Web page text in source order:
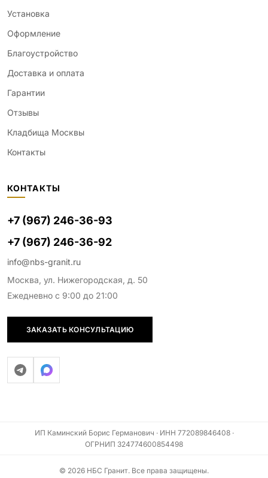
Установка
Оформление
Благоустройство
Доставка и оплата
Гарантии
Отзывы
Кладбища Москвы
Контакты
КОНТАКТЫ
+7 (967) 246-36-93
+7 (967) 246-36-92
info@nbs-granit.ru
Москва, ул. Нижегородская, д. 50
Ежедневно с 9:00 до 21:00
ЗАКАЗАТЬ КОНСУЛЬТАЦИЮ
ИП Каминский Борис Германович · ИНН 772089846408 ·
ОГРНИП 324774600854498
© 2026 НБС Гранит. Все права защищены.